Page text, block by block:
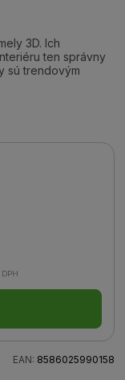
3D. Ich
ten správny
sú trendovým
EAN: 8586025990158